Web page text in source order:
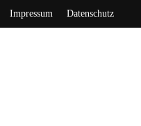
Impressum Datenschutz